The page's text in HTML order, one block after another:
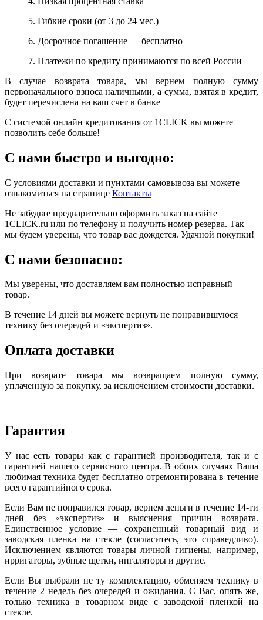
5. Гибкие сроки (от 3 до 24 мес.)
6. Досрочное погашение — бесплатно
7. Платежи по кредиту принимаются по всей России
В случае возврата товара, мы вернем полную сумму
первоначального взноса наличными, а сумма, взятая в кредит,
будет перечислена на ваш счет в банке
С системой онлайн кредитования от 1CLICK вы можете
позволить себе больше!
С нами быстро и выгодно:
С условиями доставки и пунктами самовывоза вы можете
ознакомиться на странице Контакты
Не забудьте предварительно оформить заказ на сайте
1CLICK.ru или по телефону и получить номер резерва. Так
мы будем уверены, что товар вас дождется. Удачной покупки!
С нами безопасно:
Мы уверены, что доставляем вам полностью исправный
товар.
В течение 14 дней вы можете вернуть не понравившуюся
технику без очередей и «экспертиз».
Оплата доставки
При возврате товара мы возвращаем полную сумму,
уплаченную за покупку, за исключением стоимости доставки.
Гарантия
У нас есть товары как с гарантией производителя, так и с
гарантией нашего сервисного центра. В обоих случаях Ваша
любимая техника будет бесплатно отремонтирована в течение
всего гарантийного срока.
Если Вам не понравился товар, вернем деньги в течение 14-ти
дней без «экспертиз» и выяснения причин возврата.
Единственное условие — сохраненный товарный вид и
заводская пленка на стекле (согласитесь, это справедливо).
Исключением являются товары личной гигиены, например,
ирригаторы, зубные щетки, ингаляторы и другие.
Если Вы выбрали не ту комплектацию, обменяем технику в
течение 2 недель без очередей и ожидания. С Вас, опять же,
только техника в товарном виде с заводской пленкой на
стекле.